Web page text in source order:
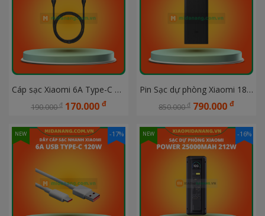
Cáp sạc Xiaomi 6A Type-C 100W  màu xám đậm
190.000đ 170.000 đ
Pin Sạc dự phòng Xiaomi 18W Power Bank 30000mAh BHR9130TH Bản quốc tế - Bảo hành chính hãng DGW
850.000đ 790.000 đ
-17%
NEW -16%
NEW